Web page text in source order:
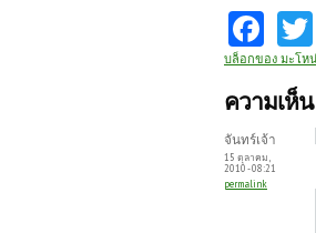
Fa
ce
b
o
o
k
บล็อกของ มะโห
ความเห็น
จันทร์เจ้า
15 ตุลาคม,
2010 - 08:21
permalink